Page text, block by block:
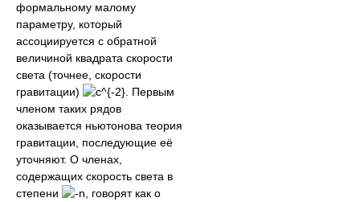
формальному малому
параметру, который
ассоциируется с обратной
величиной квадрата скорости
света (точнее, скорости
гравитации)
. Первым
членом таких рядов
оказывается ньютонова теория
гравитации, последующие её
уточняют. О членах,
содержащих скорость света в
степени
, говорят как о